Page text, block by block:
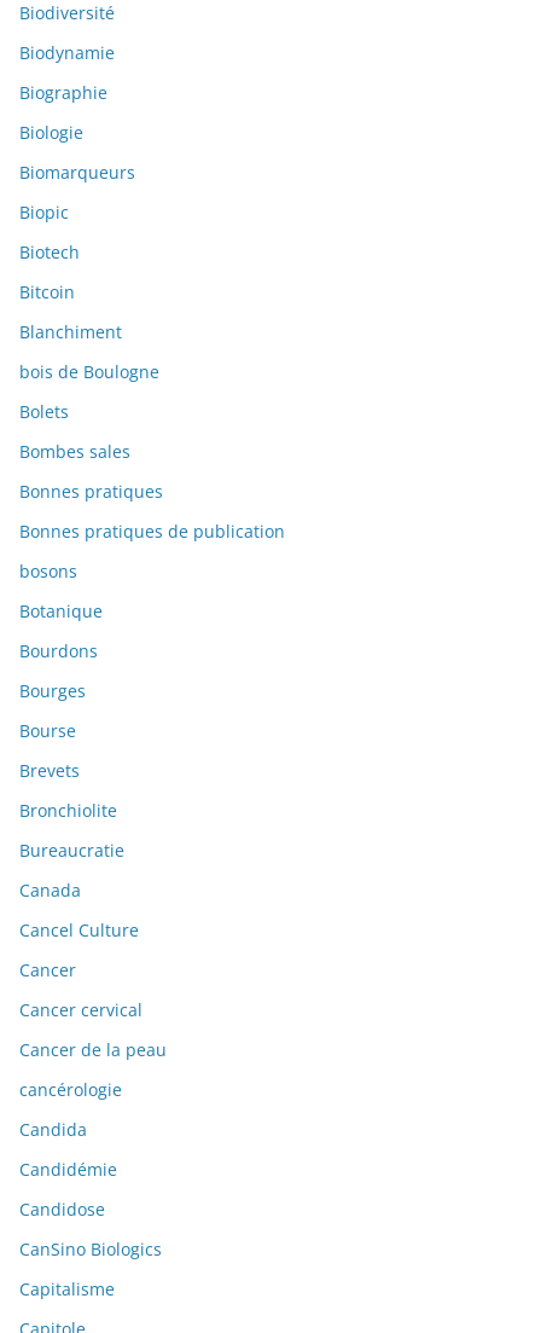
Biodiversité
Biodynamie
Biographie
Biologie
Biomarqueurs
Biopic
Biotech
Bitcoin
Blanchiment
bois de Boulogne
Bolets
Bombes sales
Bonnes pratiques
Bonnes pratiques de publication
bosons
Botanique
Bourdons
Bourges
Bourse
Brevets
Bronchiolite
Bureaucratie
Canada
Cancel Culture
Cancer
Cancer cervical
Cancer de la peau
cancérologie
Candida
Candidémie
Candidose
CanSino Biologics
Capitalisme